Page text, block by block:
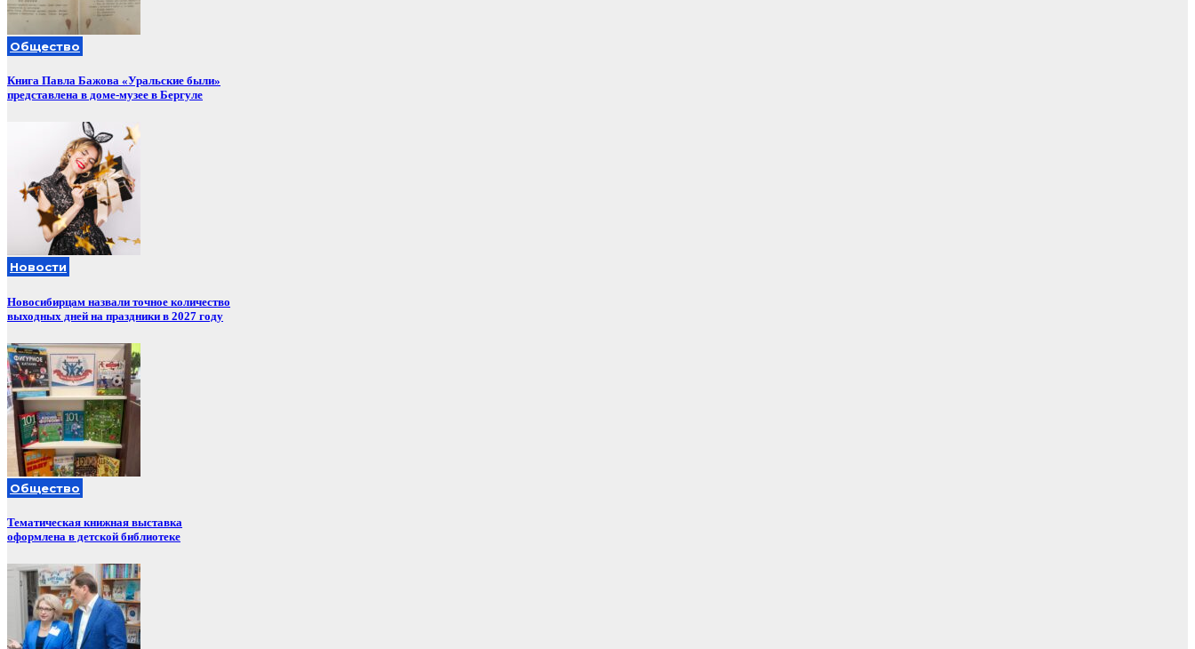
Общество
Книга Павла Бажова «Уральские были»
представлена в доме-музее в Бергуле
Новости
Новосибирцам назвали точное количество
выходных дней на праздники в 2027 году
Общество
Тематическая книжная выставка
оформлена в детской библиотеке